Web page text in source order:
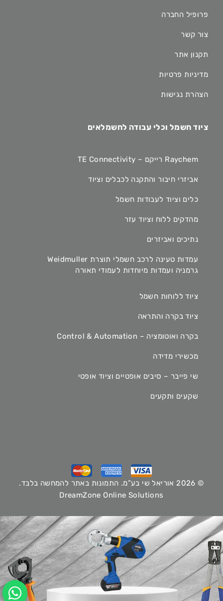
פרופיל החברה
צור קשר
תקנון אתר
מדיניות פרטיות
הצהרת נגישות
ציוד חשמל וכלי עבודה לחשמלאים
Raychem רייקם – TE Connectivity
אביזרי חיבור והתקנה לכבלים וציוד
כלים וציוד לעבודות חשמל
מהדקים ללוח וציוד עזר
נתיכים ואביזרים
עמדות טעינה לרכב חשמלי תוצרת Weidmuller
גרמניה ועמדות מיוחדות לעמודי תאורה
ציוד ללוחות חשמל
ציוד בקרה והתראה
בקרה ואוטומציה – Control & Automation
מכשירי מדידה
שי פייבר – סיבים אופטיים וציוד אופטי
שקעים ותקעים
© 2026 אוריאל שי בע”מ. התמונות באתר להמחשה בלבד.
DreamZone Online Solutions